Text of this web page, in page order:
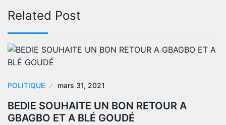
Related Post
POLITIQUE mars 31, 2021
BEDIE SOUHAITE UN BON RETOUR A
GBAGBO ET A BLÉ GOUDÉ